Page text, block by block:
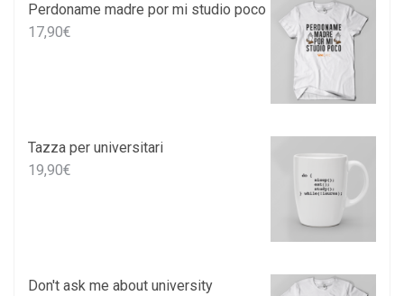
Perdoname madre por mi studio poco
17,90€
Tazza per universitari
19,90€
Don't ask me about university